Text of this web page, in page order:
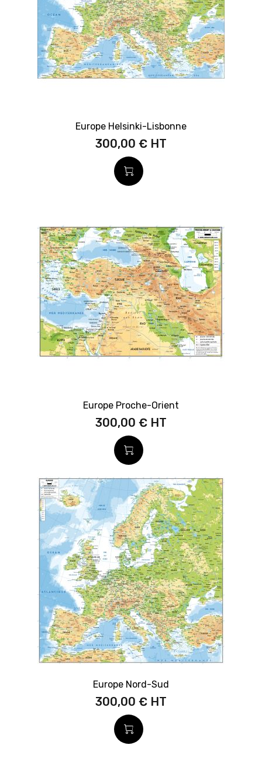
Europe Helsinki-Lisbonne
300,00 €
Europe Proche-Orient
300,00 €
Europe Nord-Sud
300,00 €